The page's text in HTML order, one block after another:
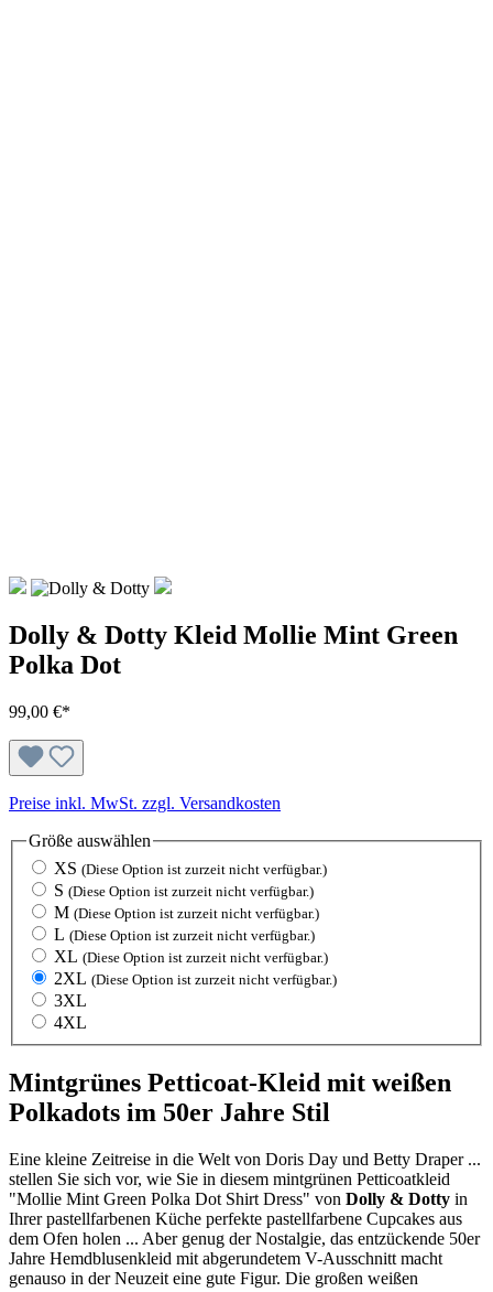
Dolly & Dotty Kleid Mollie Mint Green
Polka Dot
99,00 €*
Preise inkl. MwSt. zzgl. Versandkosten
Größe auswählen
XS (Diese Option ist zurzeit nicht verfügbar.)
S (Diese Option ist zurzeit nicht verfügbar.)
M (Diese Option ist zurzeit nicht verfügbar.)
L (Diese Option ist zurzeit nicht verfügbar.)
XL (Diese Option ist zurzeit nicht verfügbar.)
2XL (Diese Option ist zurzeit nicht verfügbar.)
3XL
4XL
Mintgrünes Petticoat-Kleid mit weißen
Polkadots im 50er Jahre Stil
Eine kleine Zeitreise in die Welt von Doris Day und Betty Draper ...
stellen Sie sich vor, wie Sie in diesem mintgrünen Petticoatkleid
"Mollie Mint Green Polka Dot Shirt Dress" von Dolly & Dotty in
Ihrer pastellfarbenen Küche perfekte pastellfarbene Cupcakes aus
dem Ofen holen ... Aber genug der Nostalgie, das entzückende 50er
Jahre Hemdblusenkleid mit abgerundetem V-Ausschnitt macht
genauso in der Neuzeit eine gute Figur. Die großen weißen